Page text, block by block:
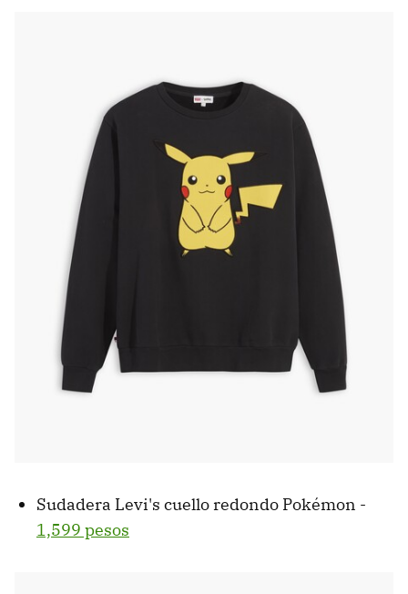
Sudadera Levi's cuello redondo Pokémon -
1,599 pesos